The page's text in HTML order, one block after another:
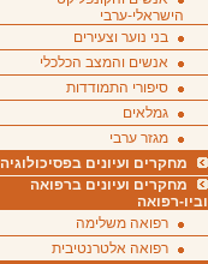
הישראלי-ערבי
בני נוער וצעירים
אנשים והמצב הכלכלי
סיפורי התמודדות
גמלאים
מגזר ערבי
מחקרים ועיונים בפסיכולוגיה
מחקרים ועיונים ברפואה
וביו-רפואה
רפואה משלימה
רפואה אלטרנטיבית